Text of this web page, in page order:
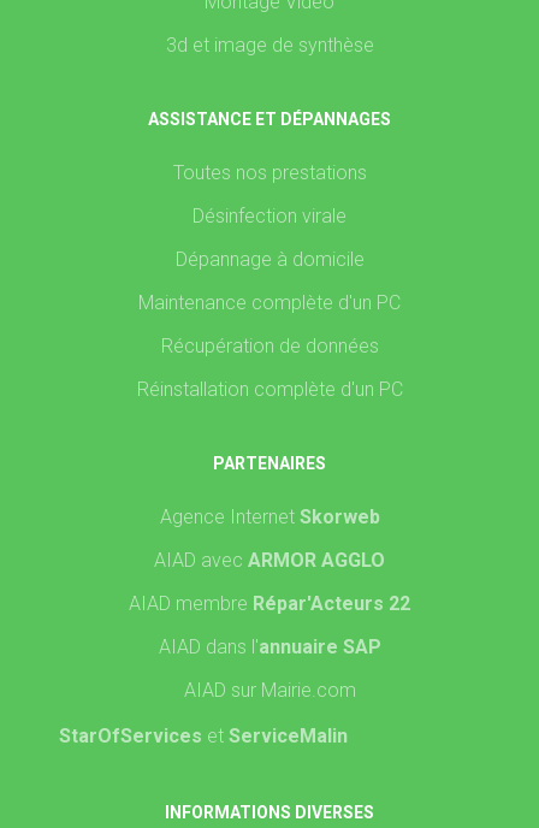
3d et image de synthèse
ASSISTANCE ET DÉPANNAGES
Toutes nos prestations
Désinfection virale
Dépannage à domicile
Maintenance complète d'un PC
Récupération de données
Réinstallation complète d'un PC
PARTENAIRES
Agence Internet Skorweb
AIAD avec ARMOR AGGLO
AIAD membre Répar'Acteurs 22
AIAD dans l'annuaire SAP
AIAD sur Mairie.com
StarOfServices et ServiceMalin
INFORMATIONS DIVERSES